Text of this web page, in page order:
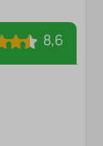
8,6